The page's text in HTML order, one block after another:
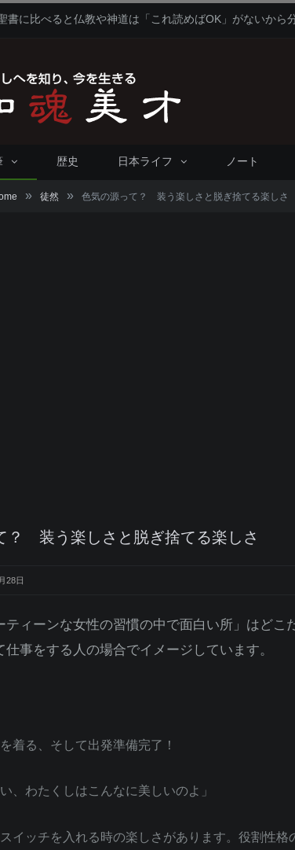
歴史 日本ライフ ノート
» 徒然 » 色気の源って？ 装う楽しさと脱ぎ捨てる楽しさ
？ 装う楽しさと脱ぎ捨てる楽しさ
28日
ティーンな女性の習慣の中で面白い所」はどこ
事をする人の場合でイメージしています。
着る、そして出発準備完了！
、わたくしはこんなに美しいのよ」
イッチを入れる時の楽しさがあります。役割性格